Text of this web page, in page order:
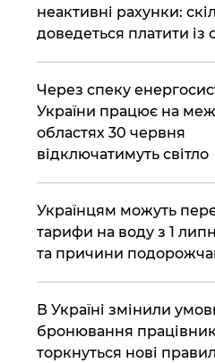
неактивні рахунки:
доведеться платити із
Через спеку
України працює на
областях 30 червня
відключатимуть світло
Українцям можуть
тарифи на воду з 1
та причини
В Україні змінили
бронювання
торкнуться нові